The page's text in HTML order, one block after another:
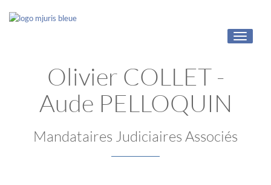
Toggle
Olivier COLLET -
Aude PELLOQUIN
Mandataires Judiciaires Associés